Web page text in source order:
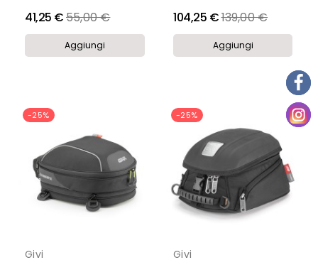
41,25 €Prezzo
55,00 €
Aggiungi
104,25 €Prezzo
139,00 €
Aggiungi
-25%
Givi
-25%
Givi